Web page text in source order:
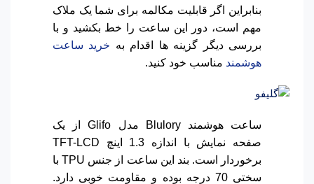
بنابراین اگر قابلیت مکالمه برای شما یک ملاک
مهم است، دور این ساعت را خط بکشید و با
بررسی دیگر گزینه ها اقدام به خرید ساعت
هوشمند مناسب خود کنید.
ساعت هوشمند Blulory مدل Glifo از یک
صفحه نمایش با اندازه 1.3 اینچ TFT-LCD
برخوردار است. بند این ساعت از جنس TPU با
سختی 70 درجه بوده و مقاومت خوبی دارد.